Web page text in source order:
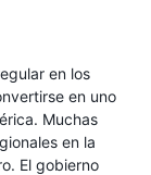
en los
en uno
Muchas
en la
El gobierno